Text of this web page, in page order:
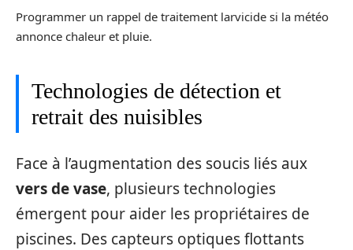
Programmer un rappel de traitement larvicide si la météo
annonce chaleur et pluie.
Technologies de détection et
retrait des nuisibles
Face à l’augmentation des soucis liés aux
vers de vase, plusieurs technologies
émergent pour aider les propriétaires de
piscines. Des capteurs optiques flottants